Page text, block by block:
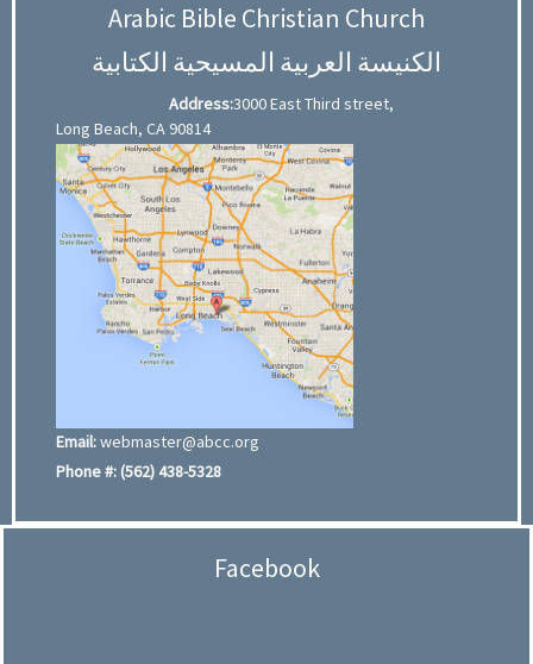
Arabic Bible Christian Church
الكنيسة العربية المسيحية الكتابية
Address:3000 East Third street,
Long Beach, CA 90814
Email:webmaster@abcc.org
Phone #:(562) 438-5328
Facebook